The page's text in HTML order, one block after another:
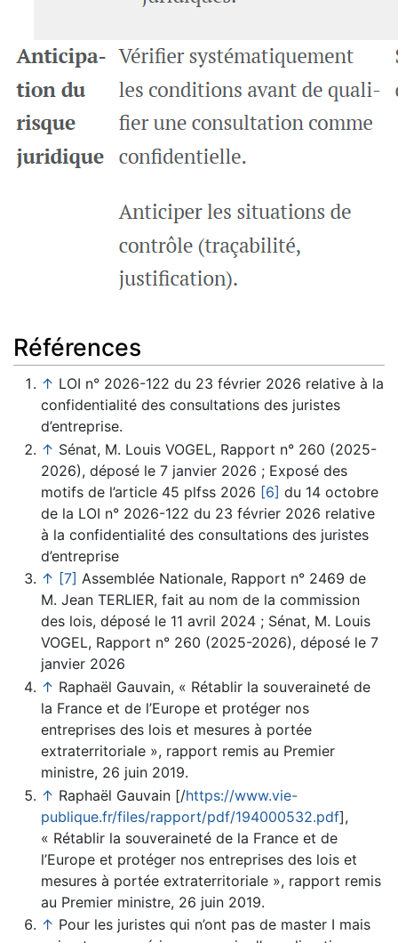
Références
↑ LOI n° 2026-122 du 23 février 2026 relative à la
confidentialité des consultations des juristes
d’entreprise.
↑ Sénat, M. Louis VOGEL, Rapport n° 260 (2025-
2026), déposé le 7 janvier 2026 ; Exposé des
motifs de l’article 45 plfss 2026 [6] du 14 octobre
de la LOI n° 2026-122 du 23 février 2026 relative
à la confidentialité des consultations des juristes
d’entreprise
↑ [7] Assemblée Nationale, Rapport n° 2469 de
M. Jean TERLIER, fait au nom de la commission
des lois, déposé le 11 avril 2024 ; Sénat, M. Louis
VOGEL, Rapport n° 260 (2025-2026), déposé le 7
janvier 2026
↑ Raphaël Gauvain, « Rétablir la souveraineté de
la France et de l’Europe et protéger nos
entreprises des lois et mesures à portée
extraterritoriale », rapport remis au Premier
ministre, 26 juin 2019.
↑ Raphaël Gauvain [/https://www.vie-
publique.fr/files/rapport/pdf/194000532.pdf],
« Rétablir la souveraineté de la France et de
l’Europe et protéger nos entreprises des lois et
mesures à portée extraterritoriale », rapport remis
au Premier ministre, 26 juin 2019.
↑ Pour les juristes qui n’ont pas de master I mais